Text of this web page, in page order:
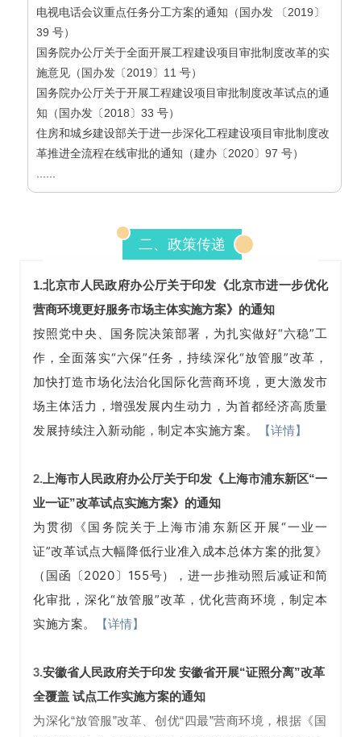
电视电话会议重点任务分工方案的通知（国办发 〔2019〕
39 号）
国务院办公厅关于全面开展工程建设项目审批制度改革的实
施意见（国办发〔2019〕11 号）
国务院办公厅关于开展工程建设项目审批制度改革试点的通
知（国办发〔2018〕33 号）
住房和城乡建设部关于进一步深化工程建设项目审批制度改
革推进全流程在线审批的通知（建办〔2020〕97 号）
二、政策传递
1.北京市人民政府办公厅关于印发《北京市进一步优化
营商环境更好服务市场主体实施方案》的通知
按照党中央、国务院决策部署，为扎实做好“六稳”工
作，全面落实“六保”任务，持续深化“放管服”改革，
加快打造市场化法治化国际化营商环境，更大激发市
场主体活力，增强发展内生动力，为首都经济高质量
发展持续注入新动能，制定本实施方案。
【详情】
2. 上海市人民政府办公厅关于印发《上海市浦东新区“一
业一证”改革试点实施方案》的通知
为贯彻《国务院关于上海市浦东新区开展“一业一
证”改革试点大幅降低行业准入成本总体方案的批复》
（国函〔2020〕155号），进一步推动照后减证和简
化审批，深化“放管服”改革，优化营商环境，制定本
实施方案。
【详情】
3.安徽省人民政府关于印发 安徽省开展“证照分离”改革
全覆盖 试点工作实施方案的通知
为深化“放管服”改革、创优“四最”营商环境，根据《国